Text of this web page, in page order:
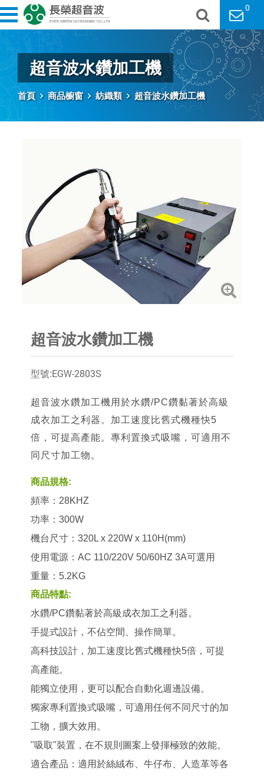
0
超音波水鑽加工機
首頁 商品櫥窗 紡織類 超音波水鑽加工機
超音波水鑽加工機
型號:EGW-2803S
超音波水鑽加工機用於水鑽/PC鑽黏著於高級
成衣加工之利器。加工速度比舊式機種快5
倍，可提高產能。專利置換式吸嘴，可適用不
同尺寸加工物。
商品規格:
頻率：28KHZ
功率：300W
機台尺寸：320L x 220W x 110H(mm)
使用電源：AC 110/220V 50/60HZ 3A可選用
重量：5.2KG
商品特點:
水鑽/PC鑽黏著於高級成衣加工之利器。
手提式設計，不佔空間、操作簡單。
高科技設計，加工速度比舊式機種快5倍，可提
高產能。
能獨立使用，更可以配合自動化週邊設備。
獨家專利置換式吸嘴，可適用任何不同尺寸的加
工物，擴大效用。
"吸取"裝置，在不規則圖案上發揮極致的效能。
適合產品：適用於絲絨布、牛仔布、人造革等各